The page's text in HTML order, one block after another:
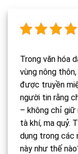
Trong văn hóa
vùng nông
được truyền
người tin rằng
– không chỉ giữ
tà khí, ma quỷ.
dụng trong các
này như thế